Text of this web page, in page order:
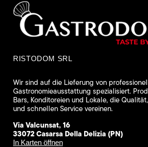
RISTODOM SRL
Wir sind auf die Lieferung von
Gastronomieausstattung spezialisiert.
Bars, Konditoreien und Lokale, die
und schnellen Service vereinen.
Via Valcunsat, 16
33072 Casarsa Della Delizia (PN)
In Karten öffnen